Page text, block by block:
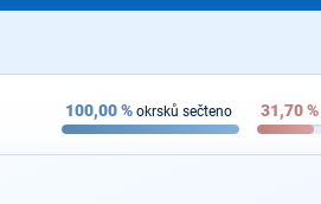
100,00% okrsků sečteno 31,70%